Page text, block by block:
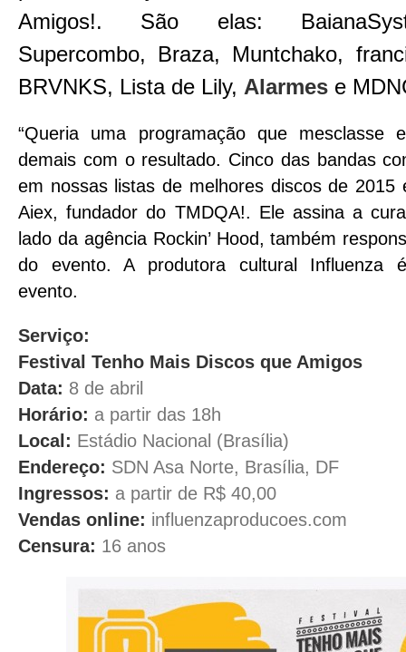
Amigos!. São elas:
Supercombo, Braza, Muntchako,
BRVNKS, Lista de Lily, Alarmes e
“Queria uma programação que mesclasse
demais com o resultado. Cinco das bandas
em nossas listas de melhores discos de 2015
Aiex, fundador do TMDQA!. Ele assina a
lado da agência Rockin’ Hood, também
do evento. A produtora cultural Influenza
evento.
Serviço:
Festival Tenho Mais Discos que Amigos
Data: 8 de abril
Horário: a partir das 18h
Local: Estádio Nacional (Brasília)
Endereço: SDN Asa Norte, Brasília, DF
Ingressos: a partir de R$ 40,00
Vendas online: influenzaproducoes.com
Censura: 16 anos